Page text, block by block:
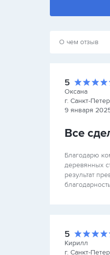
О чем отзыв
5
Оксана
г. Санкт-
9 января 2025
Все
Благодарю
деревянных
результат
5
Кирилл
г. Санкт-